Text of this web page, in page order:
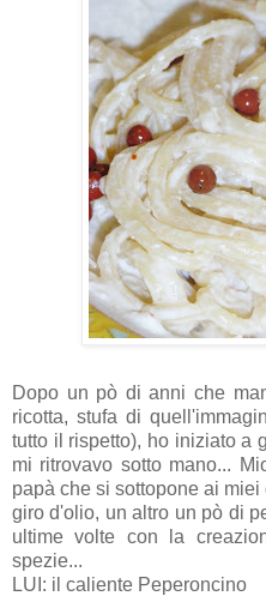
Dopo un pò di anni che
ricotta, stufa di
tutto il rispetto), ho iniziato a
mi ritrovavo sotto mano...
papà che si sottopone ai
giro d'olio, un altro un pò di
ultime volte con la
spezie...
LUI: il caliente Peperoncino